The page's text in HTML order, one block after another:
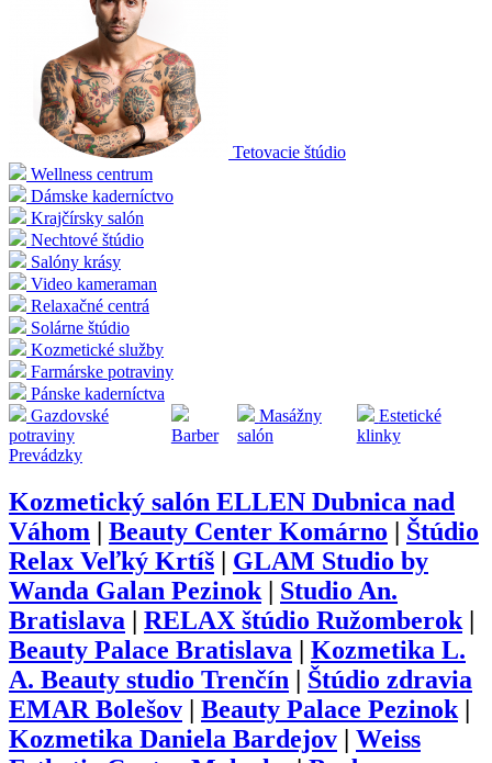
Tetovacie štúdio
Wellness centrum
Dámske kaderníctvo
Krajčírsky salón
Nechtové štúdio
Salóny krásy
Video kameraman
Relaxačné centrá
Solárne štúdio
Kozmetické služby
Farmárske potraviny
Pánske kaderníctva
Gazdovské
potraviny
Barber
Masážny
salón
Estetické
klinky
Prevádzky
Kozmetický salón ELLEN Dubnica nad
Váhom
Beauty Center Komárno
Štúdio
Relax Veľký Krtíš
GLAM Studio by
Wanda Galan Pezinok| Studio An.
Bratislava
RELAX štúdio Ružomberok|
Beauty Palace Bratislava
Kozmetika L.
A. Beauty studio Trenčín
Štúdio zdravia
EMAR Bolešov
Beauty Palace Pezinok|
Kozmetika Daniela Bardejov
Weiss